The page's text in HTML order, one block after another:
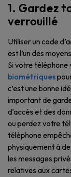
1. Gardez
verrouillé
Utiliser un code
est l’un des
Si votre téléphone
biométriques
c’est une bonne
important de
d’accès et des
ou perdez votre
téléphone
physiquement à
les messages
relatives aux